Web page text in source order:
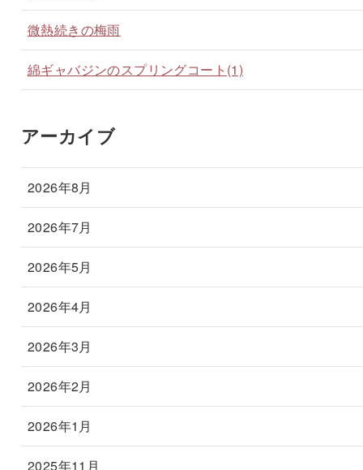
微熱続きの梅雨
綿ギャバジンのスプリングコート(1)
アーカイブ
2026年8月
2026年7月
2026年5月
2026年4月
2026年3月
2026年2月
2026年1月
2025年11月